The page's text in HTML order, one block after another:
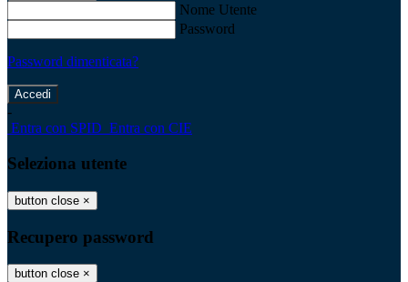
Nome Utente
Password
Password dimenticata?
-
Entra con SPID Entra con CIE
Seleziona utente
button close ×
Recupero password
button close ×